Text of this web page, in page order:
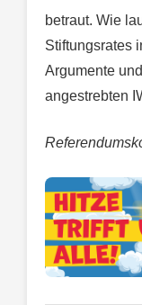
betraut. Wie
Stiftungsrates
Argumente
angestrebten